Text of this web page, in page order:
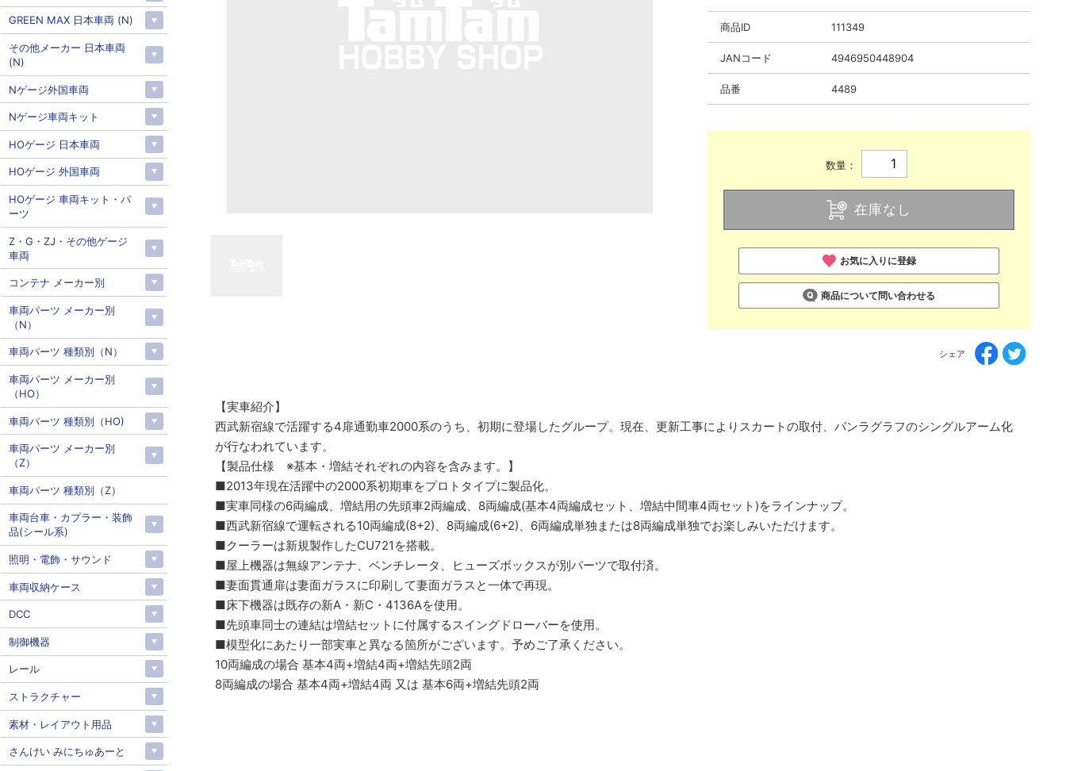
商品ID 111349
JANコード 4946950448904
品番 4489
数量：
在庫なし
お気に入りに登録
商品について問い合わせる
シェア
【実車紹介】
西武新宿線で活躍する4扉通勤車2000系のうち、初期に登場したグループ。現在、更新工事によりスカートの取付、パンラグラフのシングルアーム化
が行なわれています。
【製品仕様 ※基本・増結それぞれの内容を含みます。】
■2013年現在活躍中の2000系初期車をプロトタイプに製品化。
■実車同様の6両編成、増結用の先頭車2両編成、8両編成(基本4両編成セット、増結中間車4両セット)をラインナップ。
■西武新宿線で運転される10両編成(8+2)、8両編成(6+2)、6両編成単独または8両編成単独でお楽しみいただけます。
■クーラーは新規製作したCU721を搭載。
■屋上機器は無線アンテナ、ベンチレータ、ヒューズボックスが別パーツで取付済。
■妻面貫通扉は妻面ガラスに印刷して妻面ガラスと一体で再現。
■床下機器は既存の新A・新C・4136Aを使用。
■先頭車同士の連結は増結セットに付属するスイングドローバーを使用。
■模型化にあたり一部実車と異なる箇所がございます。予めご了承ください。
10両編成の場合 基本4両+増結4両+増結先頭2両
8両編成の場合 基本4両+増結4両 又は 基本6両+増結先頭2両
GREEN MAX 日本車両 (N)
その他メーカー 日本車両
(N)
Nゲージ外国車両
Nゲージ車両キット
HOゲージ 日本車両
HOゲージ 外国車両
HOゲージ 車両キット・パ
ーツ
Z・G・ZJ・その他ゲージ
車両
コンテナ メーカー別
車両パーツ メーカー別
（N）
車両パーツ 種類別（N）
車両パーツ メーカー別
（HO）
車両パーツ 種類別（HO)
車両パーツ メーカー別
（Z）
車両パーツ 種類別（Z）
車両台車・カプラー・装飾
品(シール系)
照明・電飾・サウンド
車両収納ケース
DCC
制御機器
レール
ストラクチャー
素材・レイアウト用品
さんけい みにちゅあーと